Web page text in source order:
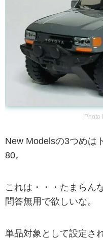
Photo
New Modelsの3つめは
80。
これは・・・たまらん
問答無用で欲しいな。
単品対象として設定さ